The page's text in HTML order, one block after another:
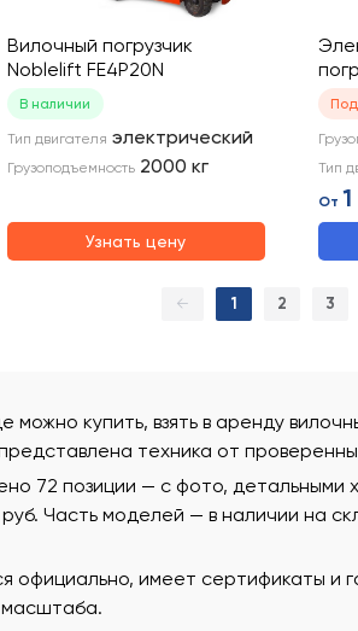
Вилочный погрузчик
Noblelift FE4P20N
В наличии
Тип двигателя электрический
Грузоподъемность 2000 кг
Узнать цену
Тип
От
← 1 2 3
можно купить, взять в аренду
техника от
72 позиции — с фото,
руб. Часть моделей — в наличии на
официально, имеет сертификаты
масштаба.